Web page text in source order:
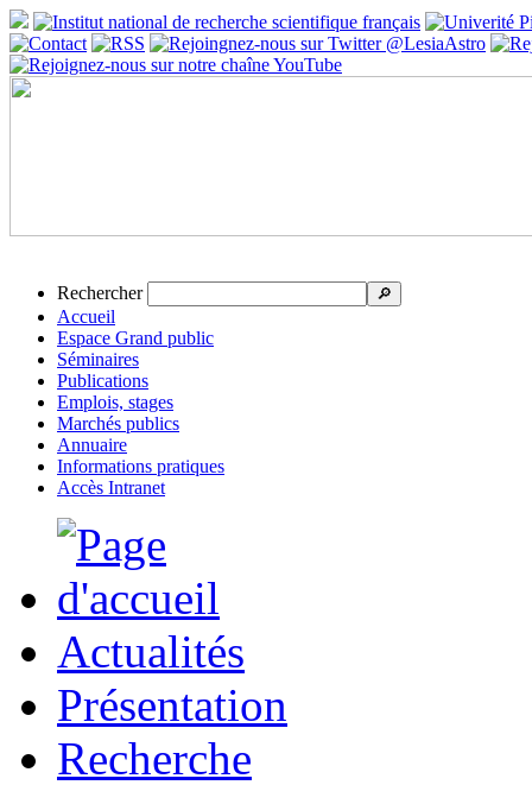
Rechercher 🔎
Accueil
Espace Grand public
Séminaires
Publications
Emplois, stages
Marchés publics
Annuaire
Informations pratiques
Accès Intranet
Actualités
Présentation
Recherche